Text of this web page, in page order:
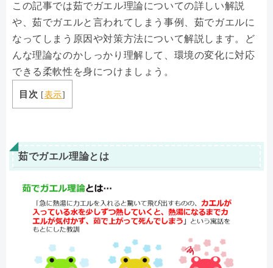
この記事では茹でガエル理論についての詳しい解説
や、茹でガエルと言われてしまう事例、茹でガエルに
なってしまう原因や対策方法について解説します。ど
んな理論なのかしっかり理解して、環境の変化に対応
できる柔軟性を身につけましょう。
目次 [表示]
茹でガエル理論とは